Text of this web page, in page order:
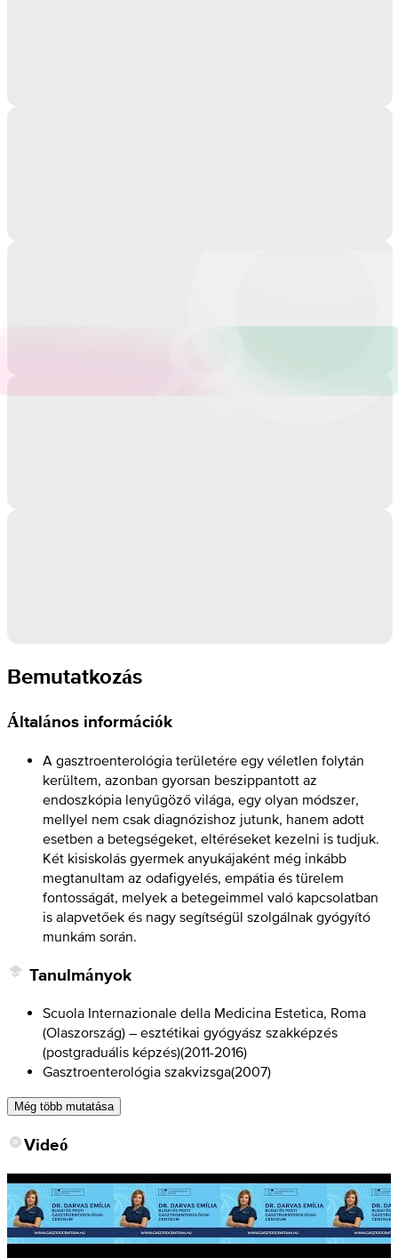
Bemutatkozás
Általános információk
A gasztroenterológia területére egy véletlen folytán
kerültem, azonban gyorsan beszippantott az
endoszkópia lenyűgöző világa, egy olyan módszer,
mellyel nem csak diagnózishoz jutunk, hanem adott
esetben a betegségeket, eltéréseket kezelni is tudjuk.
Két kisiskolás gyermek anyukájaként még inkább
megtanultam az odafigyelés, empátia és türelem
fontosságát, melyek a betegeimmel való kapcsolatban
is alapvetőek és nagy segítségül szolgálnak gyógyító
munkám során.
Tanulmányok
Scuola Internazionale della Medicina Estetica, Roma
(Olaszország) – esztétikai gyógyász szakképzés
(postgraduális képzés)(2011-2016)
Gasztroenterológia szakvizsga(2007)
Még több mutatása
Videó